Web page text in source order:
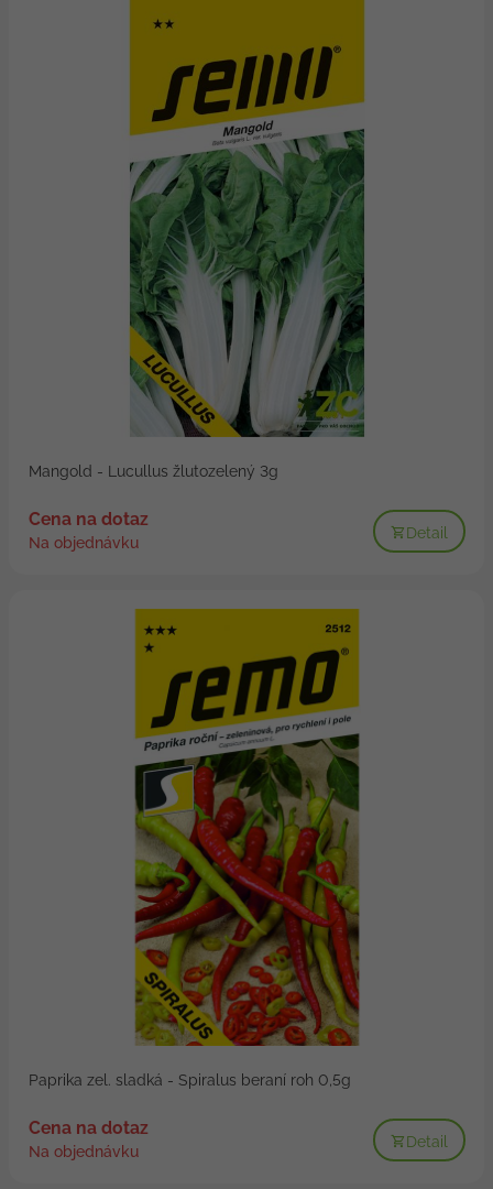
Mangold - Lucullus žlutozelený 3g
Cena na dotaz
Na objednávku
Detail
Paprika zel. sladká - Spiralus beraní roh 0,5g
Cena na dotaz
Na objednávku
Detail